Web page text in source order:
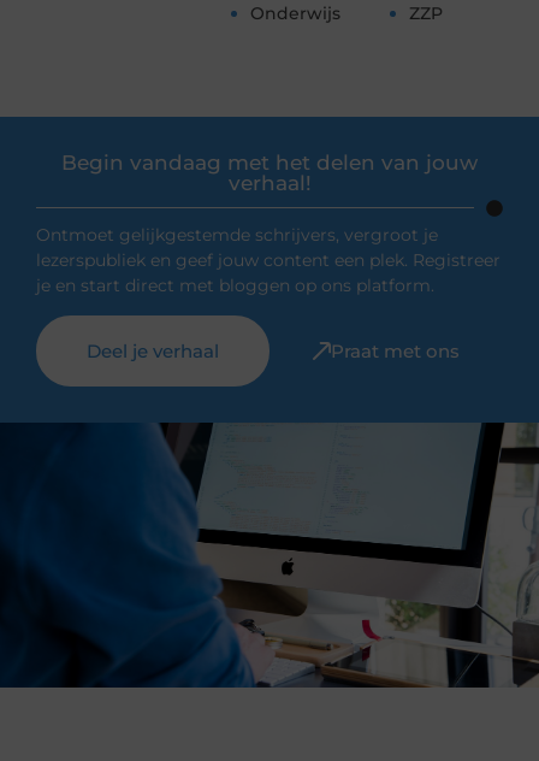
Onderwijs
ZZP
Begin vandaag met het delen van jouw
verhaal!
Ontmoet gelijkgestemde schrijvers, vergroot je
lezerspubliek en geef jouw content een plek. Registreer
je en start direct met bloggen op ons platform.
Deel je verhaal Praat met ons